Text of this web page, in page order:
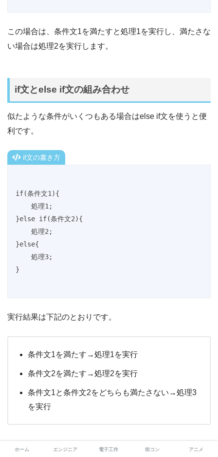
この場合は、条件文1を満たすと処理1を実行し、満たさな
い場合は処理2を実行します。
if文とelse if文の組み合わせ
似たような条件がいくつもある場合はelse if文を使うと便
利です。
if文の書き方
if(条件文1){
}else if(条件文2){
}else{
}
実行結果は下記のとおりです。
条件文1を満たす→処理1を実行
条件文2を満たす→処理2を実行
条件文1と条件文2をどちらも満たさない→処理3
を実行
ホーム エンジニア 電子工作 街コン アニメ